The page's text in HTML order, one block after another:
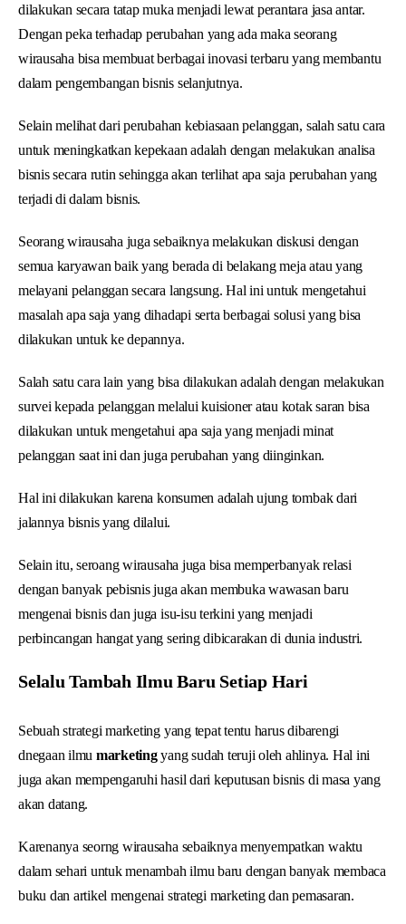
dilakukan secara tatap muka menjadi lewat perantara jasa antar.
Dengan peka terhadap perubahan yang ada maka seorang
wirausaha bisa membuat berbagai inovasi terbaru yang membantu
dalam pengembangan bisnis selanjutnya.
Selain melihat dari perubahan kebiasaan pelanggan, salah satu cara
untuk meningkatkan kepekaan adalah dengan melakukan analisa
bisnis secara rutin sehingga akan terlihat apa saja perubahan yang
terjadi di dalam bisnis.
Seorang wirausaha juga sebaiknya melakukan diskusi dengan
semua karyawan baik yang berada di belakang meja atau yang
melayani pelanggan secara langsung. Hal ini untuk mengetahui
masalah apa saja yang dihadapi serta berbagai solusi yang bisa
dilakukan untuk ke depannya.
Salah satu cara lain yang bisa dilakukan adalah dengan melakukan
survei kepada pelanggan melalui kuisioner atau kotak saran bisa
dilakukan untuk mengetahui apa saja yang menjadi minat
pelanggan saat ini dan juga perubahan yang diinginkan.
Hal ini dilakukan karena konsumen adalah ujung tombak dari
jalannya bisnis yang dilalui.
Selain itu, seroang wirausaha juga bisa memperbanyak relasi
dengan banyak pebisnis juga akan membuka wawasan baru
mengenai bisnis dan juga isu-isu terkini yang menjadi
perbincangan hangat yang sering dibicarakan di dunia industri.
Selalu Tambah Ilmu Baru Setiap Hari
Sebuah strategi marketing yang tepat tentu harus dibarengi
dnegaan ilmu marketingyang sudah teruji oleh ahlinya. Hal ini
juga akan mempengaruhi hasil dari keputusan bisnis di masa yang
akan datang.
Karenanya seorng wirausaha sebaiknya menyempatkan waktu
dalam sehari untuk menambah ilmu baru dengan banyak membaca
buku dan artikel mengenai strategi marketing dan pemasaran.